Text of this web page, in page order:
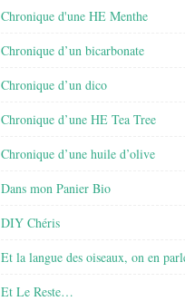
Chronique d'une HE Menthe
Chronique d’un bicarbonate
Chronique d’un dico
Chronique d’une HE Tea Tree
Chronique d’une huile d’olive
Dans mon Panier Bio
DIY Chéris
Et la langue des oiseaux, on en
Et Le Reste…